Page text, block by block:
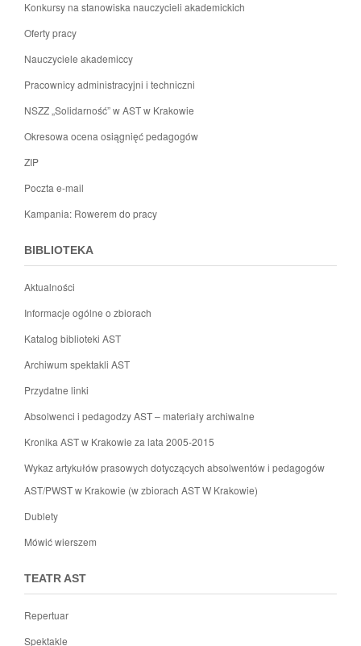
Konkursy na stanowiska nauczycieli akademickich
Oferty pracy
Nauczyciele akademiccy
Pracownicy administracyjni i techniczni
NSZZ „Solidarność” w AST w Krakowie
Okresowa ocena osiągnięć pedagogów
ZIP
Poczta e-mail
Kampania: Rowerem do pracy
BIBLIOTEKA
Aktualności
Informacje ogólne o zbiorach
Katalog biblioteki AST
Archiwum spektakli AST
Przydatne linki
Absolwenci i pedagodzy AST – materiały archiwalne
Kronika AST w Krakowie za lata 2005-2015
Wykaz artykułów prasowych dotyczących absolwentów i pedagogów
AST/PWST w Krakowie (w zbiorach AST W Krakowie)
Dublety
Mówić wierszem
TEATR AST
Repertuar
Spektakle